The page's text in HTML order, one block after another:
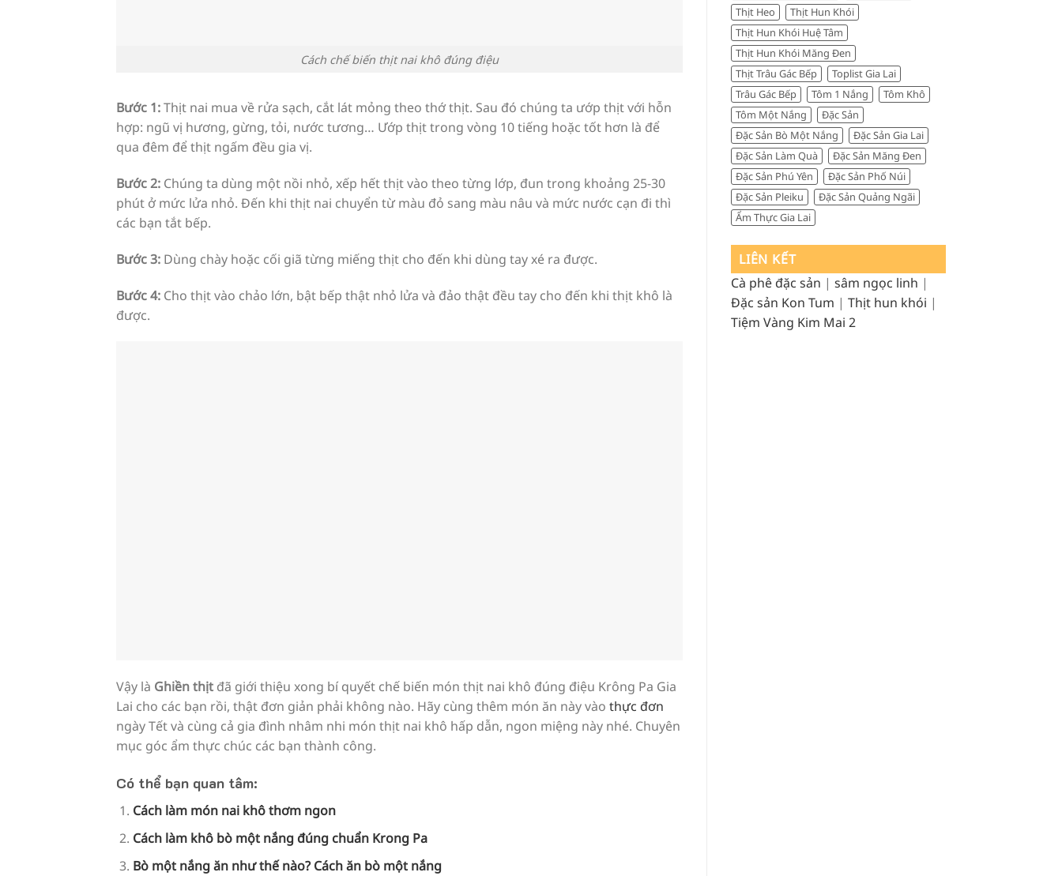
Cách chế biến thịt nai khô đúng điệu
Bước 1:Thịt nai mua về rửa sạch, cắt lát mỏng theo thớ thịt. Sau đó chúng ta ướp thịt với hỗn
hợp: ngũ vị hương, gừng, tỏi, nước tương… Ướp thịt trong vòng 10 tiếng hoặc tốt hơn là để
qua đêm để thịt ngấm đều gia vị.
Bước 2: Chúng ta dùng một nồi nhỏ, xếp hết thịt vào theo từng lớp, đun trong khoảng 25-30
phút ở mức lửa nhỏ. Đến khi thịt nai chuyển từ màu đỏ sang màu nâu và mức nước cạn đi thì
các bạn tắt bếp.
Bước 3: Dùng chày hoặc cối giã từng miếng thịt cho đến khi dùng tay xé ra được.
Bước 4: Cho thịt vào chảo lớn, bật bếp thật nhỏ lửa và đảo thật đều tay cho đến khi thịt khô là
được.
Vậy là Ghiền thịt đã giới thiệu xong bí quyết chế biến món thịt nai khô đúng điệu Krông Pa Gia
Lai cho các bạn rồi, thật đơn giản phải không nào. Hãy cùng thêm món ăn này vào thực đơn
ngày Tết và cùng cả gia đình nhâm nhi món thịt nai khô hấp dẫn, ngon miệng này nhé. Chuyên
mục góc ẩm thực chúc các bạn thành công.
Có thể bạn quan tâm:
Cách làm món nai khô thơm ngon
Cách làm khô bò một nắng đúng chuẩn Krong Pa
Bò một nắng ăn như thế nào? Cách ăn bò một nắng
Thịt Heo
Thịt Hun Khói
Thịt Hun Khói Huệ Tâm
Thịt Hun Khói Măng Đen
Thịt Trâu Gác Bếp
Toplist Gia Lai
Trâu Gác Bếp
Tôm 1 Nắng
Tôm Khô
Tôm Một Nắng
Đặc Sản
Đặc Sản Bò Một Nắng
Đặc Sản Gia Lai
Đặc Sản Làm Quà
Đặc Sản Măng Đen
Đặc Sản Phú Yên
Đặc Sản Phố Núi
Đặc Sản Pleiku
Đặc Sản Quảng Ngãi
Ẩm Thực Gia Lai
LIÊN KẾT
Cà phê đặc sản | sâm ngọc linh |
Đặc sản Kon Tum | Thịt hun khói |
Tiệm Vàng Kim Mai 2